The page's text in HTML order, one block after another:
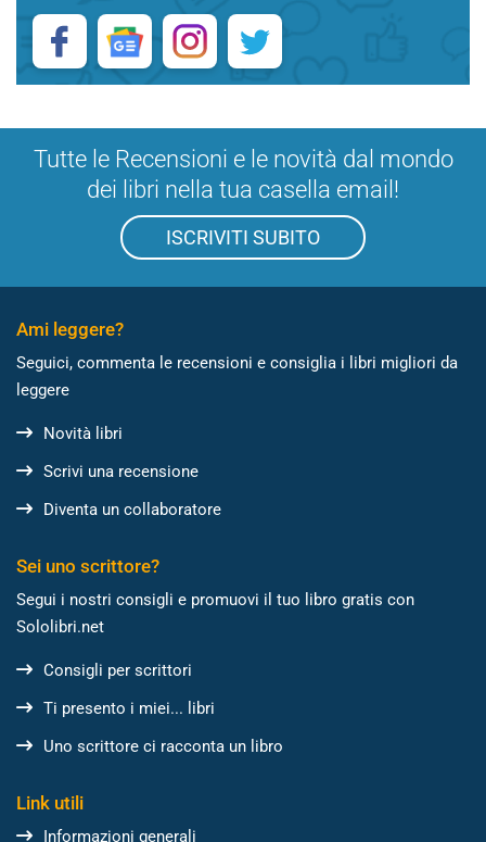
Tutte le Recensioni e le novità dal mondo
dei libri nella tua casella email!
ISCRIVITI SUBITO
Ami leggere?
Seguici, commenta le recensioni e consiglia i libri migliori da
leggere
Novità libri
Scrivi una recensione
Diventa un collaboratore
Sei uno scrittore?
Segui i nostri consigli e promuovi il tuo libro gratis con
Sololibri.net
Consigli per scrittori
Ti presento i miei... libri
Uno scrittore ci racconta un libro
Link utili
Informazioni generali